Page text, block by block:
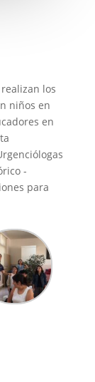
los
niños en
en
-
para